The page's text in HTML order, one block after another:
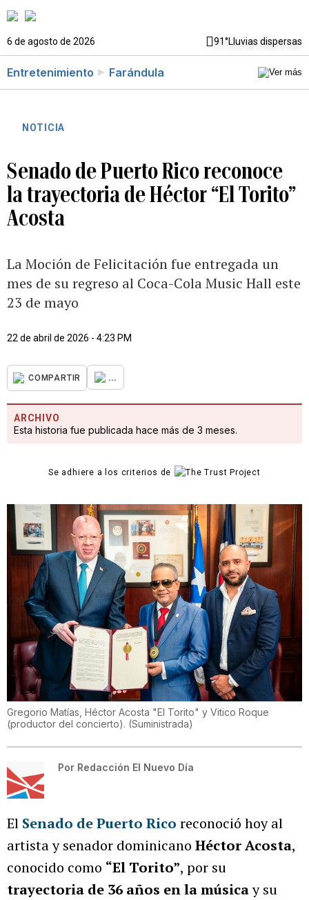
6 de agosto de 2026 91°Lluvias dispersas
Entretenimiento Farándula
NOTICIA
Senado de Puerto Rico reconoce
la trayectoria de Héctor “El Torito”
Acosta
La Moción de Felicitación fue entregada un
mes de su regreso al Coca-Cola Music Hall este
23 de mayo
22 de abril de 2026 - 4:23 PM
COMPARTIR ...
ARCHIVO
Esta historia fue publicada hace más de 3 meses.
Se adhiere a los criterios de
Gregorio Matías, Héctor Acosta "El Torito" y Vitico Roque
(productor del concierto). (Suministrada)
Por Redacción El Nuevo Día
El Senado de Puerto Rico reconoció hoy al
artista y senador dominicano Héctor Acosta,
conocido como “El Torito”, por su
trayectoria de 36 años en la músicay su